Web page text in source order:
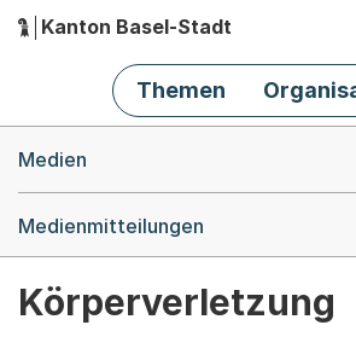
Hauptnavigation
Kanton Basel-Stadt
Themen
Medien
Medienmitteilungen
Körperverletzung